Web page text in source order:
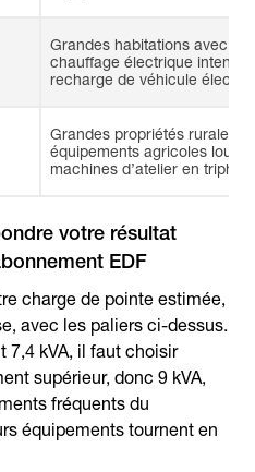
Grandes habitations avec
chauffage électrique intensif
recharge de véhicule
Grandes propriétés rurales
équipements agricoles
machines d’atelier en
votre résultat
EDF
charge de pointe estimée,
avec les paliers ci-dessus.
7,4 kVA, il faut choisir
supérieur, donc 9 kVA,
fréquents du
équipements tournent en